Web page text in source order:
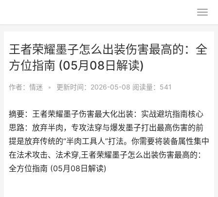
王者荣耀墨子怎么出装伤害最高的：全
方位指南 (05月08日解读)
作者： 情迷 • 更新时间：2026-05-08 阅读量：541
摘要：王者荣耀墨子伤害最大化出装：实战避坑指南核心
思路：放弃半肉，专攻法穿与爆发墨子打出最高伤害的前
提是放弃传统的“半肉工具人”打法。你需要将装备属性集中
在法术攻击、法术穿,王者荣耀墨子怎么出装伤害最高的：
全方位指南 (05月08日解读)